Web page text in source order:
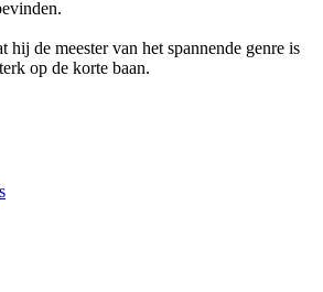
hij de meester van het spannende genre is
op de korte baan.